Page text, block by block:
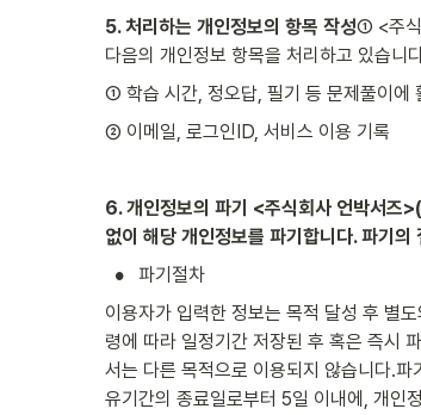
5. 처리하는 개인정보의 항목 작성① <주
다음의 개인정보 항목을 처리하고 있습니
① 학습 시간, 정오답, 필기 등 문제풀이에
② 이메일, 로그인ID, 서비스 이용 기록
6. 개인정보의 파기 <주식회사 언박서즈
없이 해당 개인정보를 파기합니다. 파기
•
파기절차
이용자가 입력한 정보는 목적 달성 후 별
령에 따라 일정기간 저장된 후 혹은 즉시
서는 다른 목적으로 이용되지 않습니다.
유기간의 종료일로부터 5일 이내에, 개인